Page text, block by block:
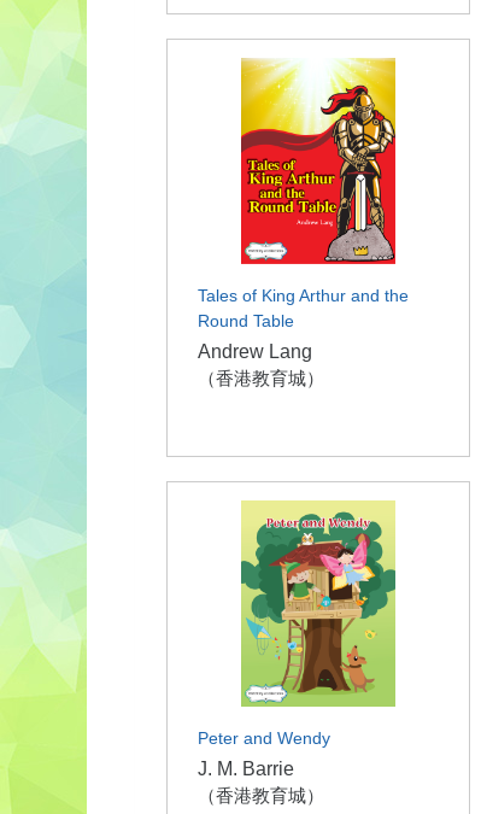
Tales of King Arthur and the
Round Table
Andrew Lang
（香港教育城）
Peter and Wendy
J. M. Barrie
（香港教育城）